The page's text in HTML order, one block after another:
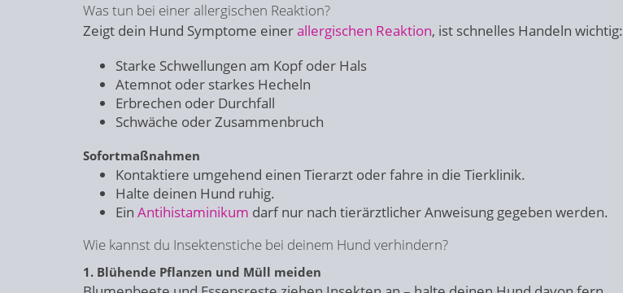
Was tun bei einer allergischen Reaktion?
Zeigt dein Hund Symptome einerallergischen Reaktion, ist schnelles Handeln wichtig:
Starke Schwellungen am Kopf oder Hals
Atemnot oder starkes Hecheln
Erbrechen oder Durchfall
Schwäche oder Zusammenbruch
Sofortmaßnahmen
Kontaktiere umgehend einen Tierarzt oder fahre in die Tierklinik.
Halte deinen Hund ruhig.
Ein Antihistaminikum darf nur nach tierärztlicher Anweisung gegeben werden.
Wie kannst du Insektenstiche bei deinem Hund verhindern?
1. Blühende Pflanzen und Müll meiden